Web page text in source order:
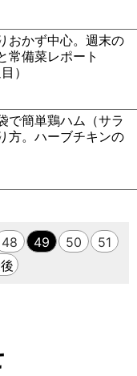
おかず中心。週末の
常備菜レポート
）
で簡単鶏ハム（サラ
方。ハーブチキンの
48 49 50
51